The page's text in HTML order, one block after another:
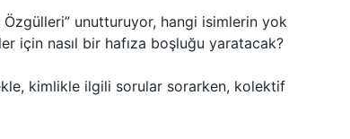
Özgülleri” unutturuyor, hangi isimlerin yok
için nasıl bir hafıza boşluğu yaratacak?
kimlikle ilgili sorular sorarken, kolektif